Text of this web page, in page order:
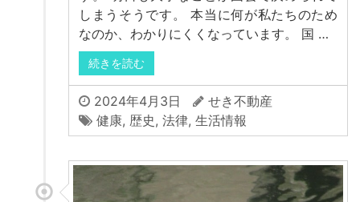
しまうそうです。 本当に何が私たちのため
なのか、わかりにくくなっています。 国 …
続きを読む
2024年4月3日
せき不動産
健康, 歴史, 法律, 生活情報